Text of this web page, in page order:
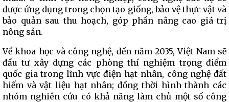
được ứng dụng trong chọn tạo giống, bảo vệ thực vật và
bảo quản sau thu hoạch, góp phần nâng cao giá trị
nông sản.
Về khoa học và công nghệ, đến năm 2035, Việt Nam sẽ
đầu tư xây dựng các phòng thí nghiệm trọng điểm
quốc gia trong lĩnh vực điện hạt nhân, công nghệ đất
hiếm và vật liệu hạt nhân; đồng thời hình thành các
nhóm nghiên cứu có khả năng làm chủ một số công